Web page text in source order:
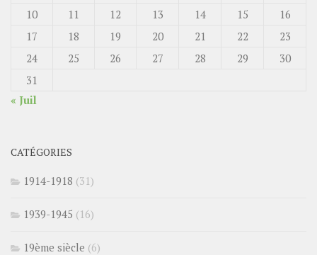
10
11 12 13 14 15
16
17
18 19 20 21 22
23
24
25 26 27 28 29
30
31
« Juil
CATÉGORIES
1914-1918 (31)
1939-1945 (16)
19ème siècle (6)